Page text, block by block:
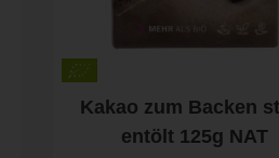
Kakao zum Backen
entölt 125g NAT